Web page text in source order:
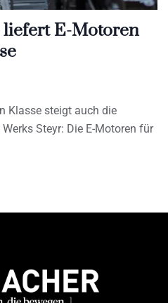
E-Motoren
Klasse steigt auch die
Steyr: Die E-Motoren für